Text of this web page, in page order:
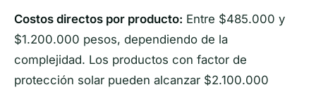
Costos directos por producto: Entre $485.000 y
$1.200.000 pesos, dependiendo de la
complejidad. Los productos con factor de
protección solar pueden alcanzar $2.100.000